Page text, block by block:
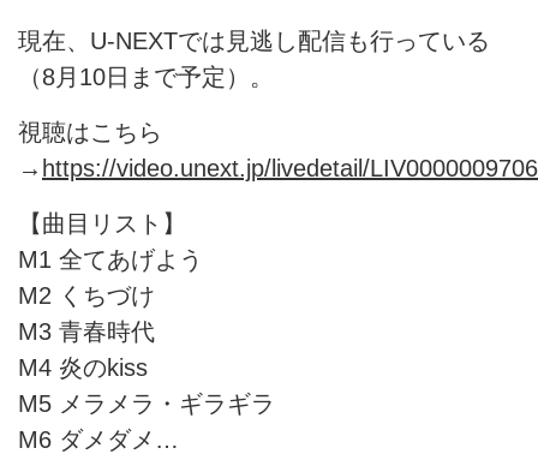
現在、U-NEXTでは見逃し配信も行っている
（8月10日まで予定）。
視聴はこちら
→ https://video.unext.jp/livedetail/LIV0000009706
【曲目リスト】
M1 全てあげよう
M2 くちづけ
M3 青春時代
M4 炎のkiss
M5 メラメラ・ギラギラ
M6 ダメダメ…